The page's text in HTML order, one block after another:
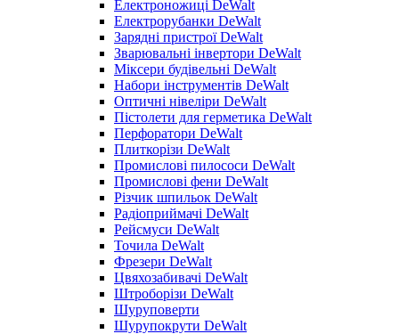
Електроножиці DeWalt
Електрорубанки DeWalt
Зарядні пристрої DeWalt
Зварювальні інвертори DeWalt
Міксери будівельні DeWalt
Набори інструментів DeWalt
Оптичні нівеліри DeWalt
Пістолети для герметика DeWalt
Перфоратори DeWalt
Плиткорізи DeWalt
Промислові пилососи DeWalt
Промислові фени DeWalt
Різчик шпильок DeWalt
Радіоприймачі DeWalt
Рейсмуси DeWalt
Точила DeWalt
Фрезери DeWalt
Цвяхозабивачі DeWalt
Штроборізи DeWalt
Шуруповерти
Шурупокрути DeWalt